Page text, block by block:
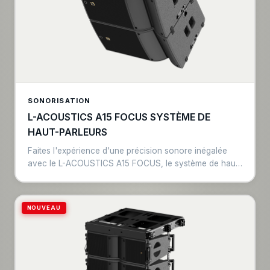
de gréement résiste aux exigences de n'importe quel
environnement, ce qui vous offre une tranquillité
d'esprit à chaque déploiement. Découvrez la distinction
de l'ingénierie L-ACOUSTICS et assurez-vous que vos
systèmes audio fonctionnent parfaitement dans
SONORISATION
L-ACOUSTICS A15 FOCUS SYSTÈME DE
HAUT-PARLEURS
Faites l'expérience d'une précision sonore inégalée
avec le L-ACOUSTICS A15 FOCUS, le système de haut-
pointe avec un design compact, l'A15 FOCUS offre une
clarté étonnante avec une puissance sans effort.
Équipé de la technologie Panflex™, l'A15 FOCUS offre
une directivité réglable, vous donnant la polyvalence
d'adapter la dispersion sonore à n'importe quelle taille
ou forme de salle. Qu'il s'agisse d'un cadre intime ou
NOUVEAU